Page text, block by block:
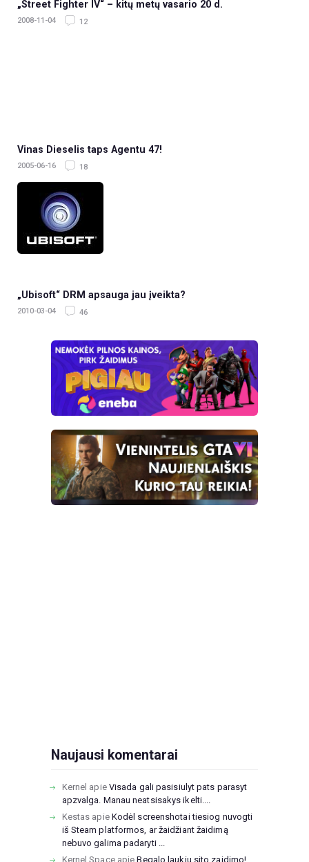
„Street Fighter IV“ – kitų metų vasario 20 d.
2008-11-04 12
Vinas Dieselis taps Agentu 47!
2005-06-16 18
„Ubisoft“ DRM apsauga jau įveikta?
2010-03-04 46
Naujausi komentarai
Kernel apie Visada gali pasisiulyt pats parasyt
apzvalga. Manau neatsisakys ikelti....
Kestas apie Kodėl screenshotai tiesiog nuvogti
iš Steam platformos, ar žaidžiant žaidimą
nebuvo galima padaryti ...
Kernel SpaceapieBegalo laukiu sito zaidimo!...